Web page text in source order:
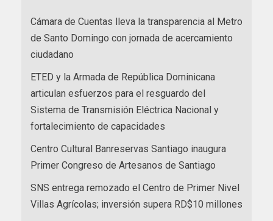
Cámara de Cuentas lleva la transparencia al Metro
de Santo Domingo con jornada de acercamiento
ciudadano
ETED y la Armada de República Dominicana
articulan esfuerzos para el resguardo del
Sistema de Transmisión Eléctrica Nacional y
fortalecimiento de capacidades
Centro Cultural Banreservas Santiago inaugura
Primer Congreso de Artesanos de Santiago
SNS entrega remozado el Centro de Primer Nivel
Villas Agrícolas; inversión supera RD$10 millones